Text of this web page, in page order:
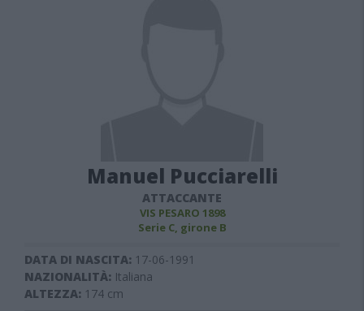
Manuel Pucciarelli
ATTACCANTE
VIS PESARO 1898
Serie C, girone B
DATA DI NASCITA: 17-06-1991
NAZIONALITÀ: Italiana
ALTEZZA: 174 cm